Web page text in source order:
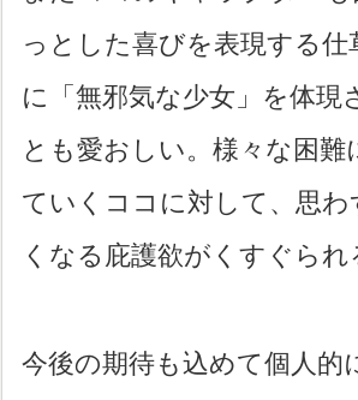
っとした喜びを表現する仕
に「無邪気な少女」を体現
とも愛おしい。様々な困難
ていくココに対して、思わ
くなる庇護欲がくすぐられ
今後の期待も込めて個人的